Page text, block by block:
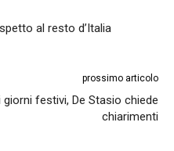
al resto d’Italia
prossimo articolo
festivi, De Stasio chiede
chiarimenti